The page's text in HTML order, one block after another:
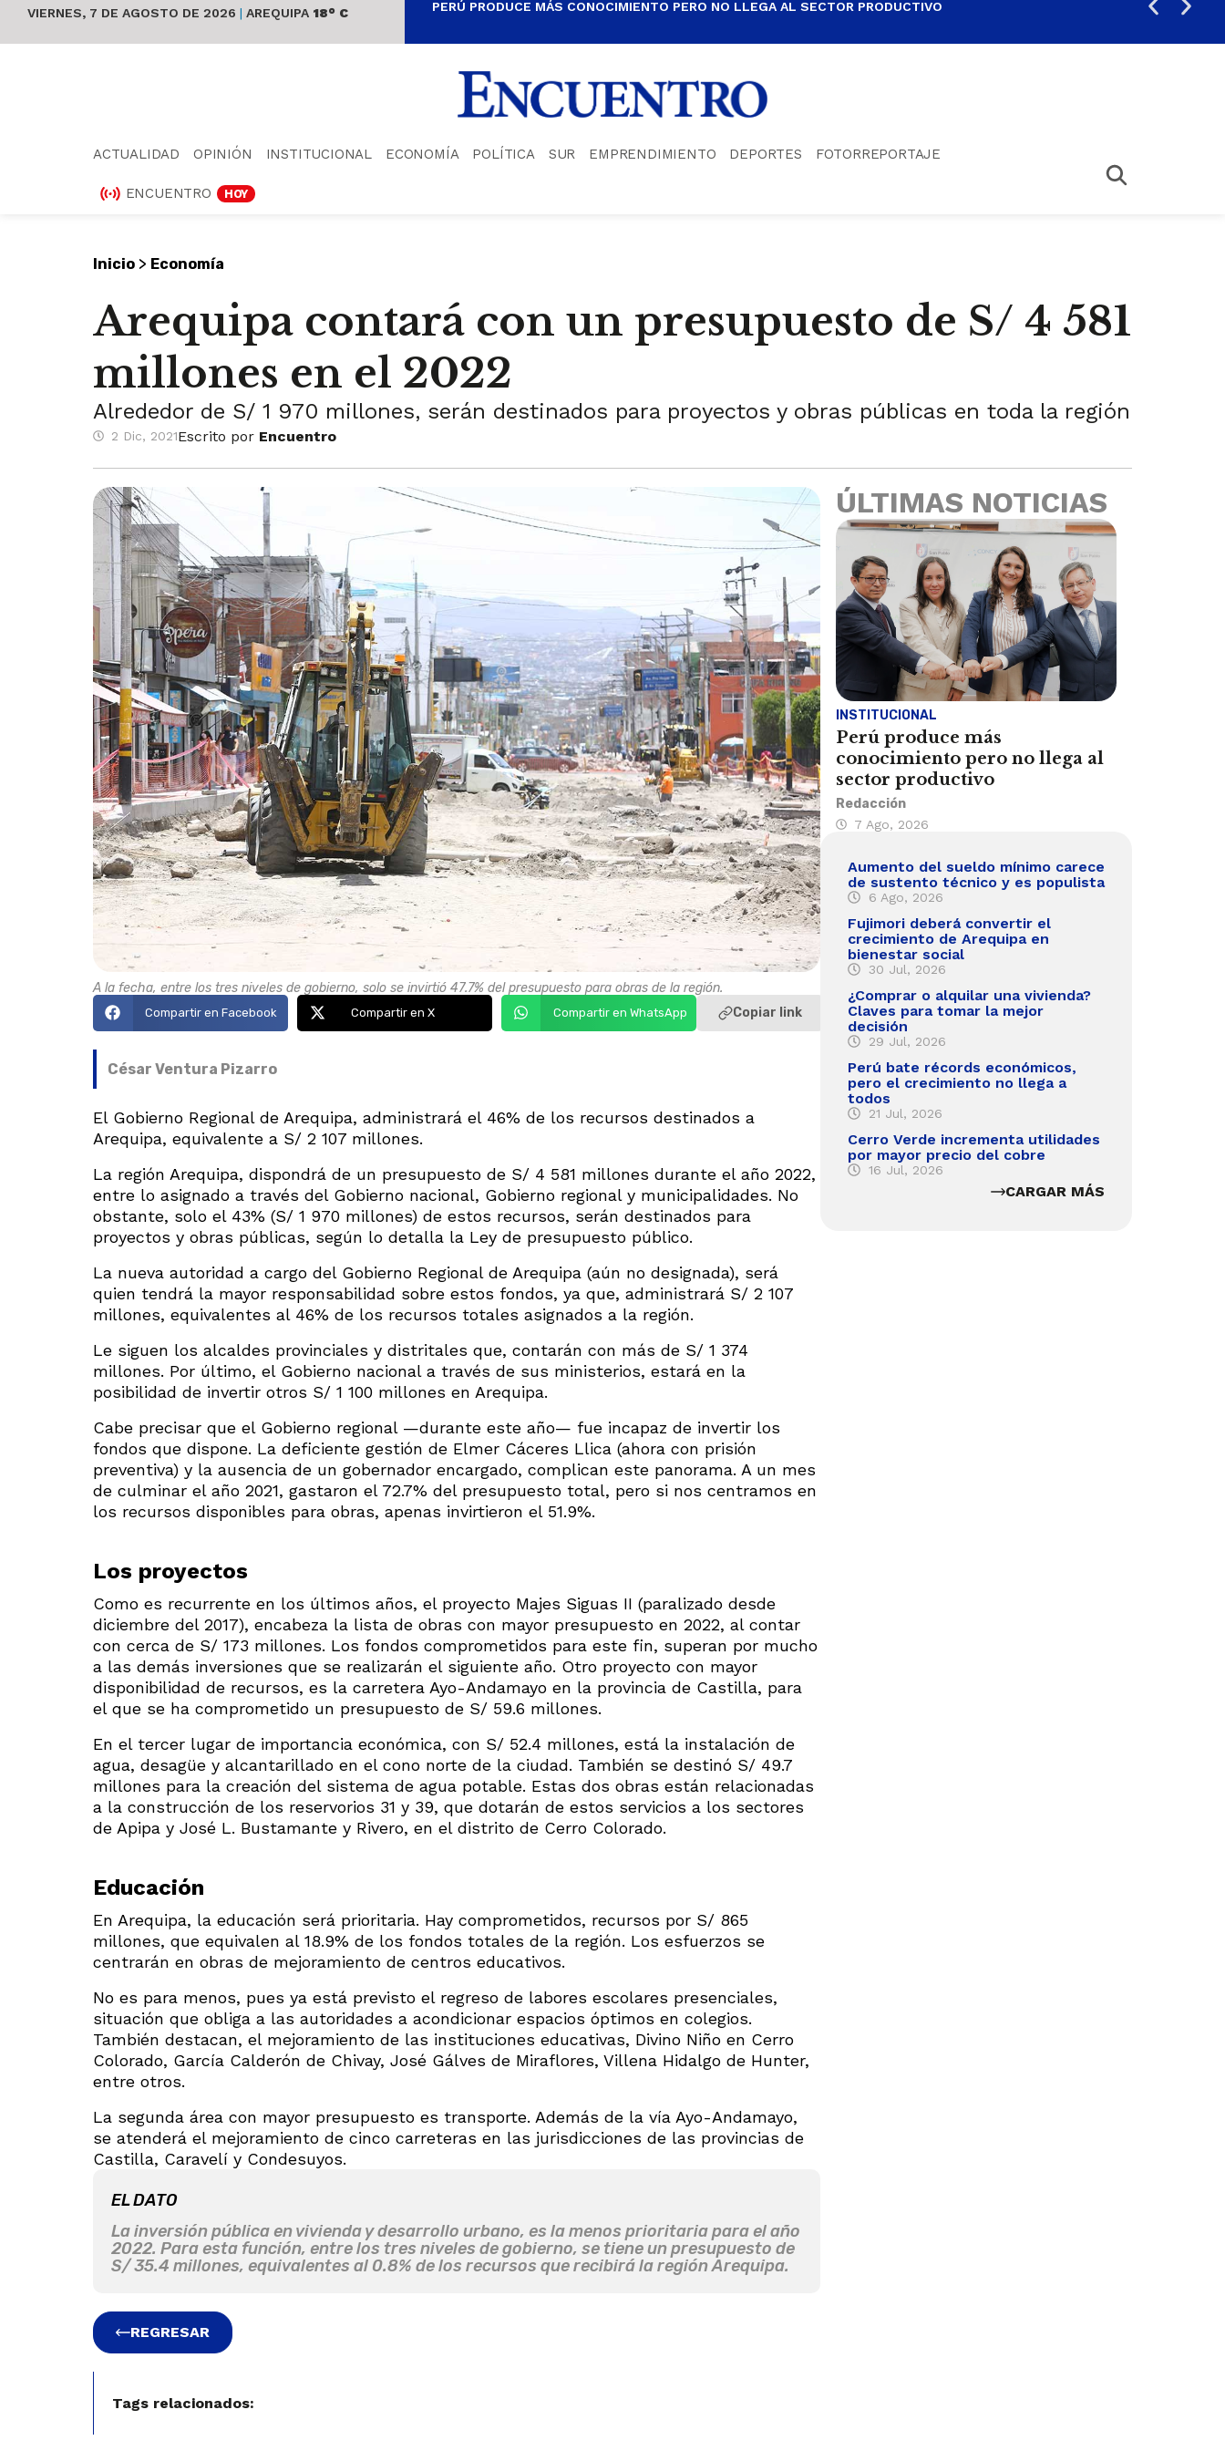
VIERNES, 7 DE AGOSTO DE 2026 | AREQUIPA 18° C PERÚ PRODUCE MÁS CONOCIMIENTO PERO NO LLEGA AL SECTOR PRODUCTIVO
ACTUALIDAD OPINIÓN INSTITUCIONAL ECONOMÍA POLÍTICA SUR EMPRENDIMIENTO DEPORTES FOTORREPORTAJE
ENCUENTRO HOY
Inicio > Economía
Arequipa contará con un presupuesto de S/ 4 581
millones en el 2022
Alrededor de S/ 1 970 millones, serán destinados para proyectos y obras públicas en toda la región
2 Dic, 2021Escrito por Encuentro
A la fecha, entre los tres niveles de gobierno, solo se invirtió 47.7% del presupuesto para obras de la región.
Compartir en Facebook Compartir en X Compartir en WhatsApp Copiar link
César Ventura Pizarro
El Gobierno Regional de Arequipa, administrará el 46% de los recursos destinados a
Arequipa, equivalente a S/ 2 107 millones.
La región Arequipa, dispondrá de un presupuesto de S/ 4 581 millones durante el año 2022,
entre lo asignado a través del Gobierno nacional, Gobierno regional y municipalidades. No
obstante, solo el 43% (S/ 1 970 millones) de estos recursos, serán destinados para
proyectos y obras públicas, según lo detalla la Ley de presupuesto público.
La nueva autoridad a cargo del Gobierno Regional de Arequipa (aún no designada), será
quien tendrá la mayor responsabilidad sobre estos fondos, ya que, administrará S/ 2 107
millones, equivalentes al 46% de los recursos totales asignados a la región.
Le siguen los alcaldes provinciales y distritales que, contarán con más de S/ 1 374
millones. Por último, el Gobierno nacional a través de sus ministerios, estará en la
posibilidad de invertir otros S/ 1 100 millones en Arequipa.
Cabe precisar que el Gobierno regional —durante este año— fue incapaz de invertir los
fondos que dispone. La deficiente gestión de Elmer Cáceres Llica (ahora con prisión
preventiva) y la ausencia de un gobernador encargado, complican este panorama. A un mes
de culminar el año 2021, gastaron el 72.7% del presupuesto total, pero si nos centramos en
los recursos disponibles para obras, apenas invirtieron el 51.9%.
Los proyectos
Como es recurrente en los últimos años, el proyecto Majes Siguas II (paralizado desde
diciembre del 2017), encabeza la lista de obras con mayor presupuesto en 2022, al contar
con cerca de S/ 173 millones. Los fondos comprometidos para este fin, superan por mucho
a las demás inversiones que se realizarán el siguiente año. Otro proyecto con mayor
disponibilidad de recursos, es la carretera Ayo-Andamayo en la provincia de Castilla, para
el que se ha comprometido un presupuesto de S/ 59.6 millones.
En el tercer lugar de importancia económica, con S/ 52.4 millones, está la instalación de
agua, desagüe y alcantarillado en el cono norte de la ciudad. También se destinó S/ 49.7
millones para la creación del sistema de agua potable. Estas dos obras están relacionadas
a la construcción de los reservorios 31 y 39, que dotarán de estos servicios a los sectores
de Apipa y José L. Bustamante y Rivero, en el distrito de Cerro Colorado.
Educación
En Arequipa, la educación será prioritaria. Hay comprometidos, recursos por S/ 865
millones, que equivalen al 18.9% de los fondos totales de la región. Los esfuerzos se
centrarán en obras de mejoramiento de centros educativos.
No es para menos, pues ya está previsto el regreso de labores escolares presenciales,
situación que obliga a las autoridades a acondicionar espacios óptimos en colegios.
También destacan, el mejoramiento de las instituciones educativas, Divino Niño en Cerro
Colorado, García Calderón de Chivay, José Gálves de Miraflores, Villena Hidalgo de Hunter,
entre otros.
La segunda área con mayor presupuesto es transporte. Además de la vía Ayo-Andamayo,
se atenderá el mejoramiento de cinco carreteras en las jurisdicciones de las provincias de
Castilla, Caravelí y Condesuyos.
EL DATO
La inversión pública en vivienda y desarrollo urbano, es la menos prioritaria para el año
2022. Para esta función, entre los tres niveles de gobierno, se tiene un presupuesto de
S/ 35.4 millones, equivalentes al 0.8% de los recursos que recibirá la región Arequipa.
REGRESAR
Tags relacionados:
ÚLTIMAS NOTICIAS
INSTITUCIONAL
Perú produce más
conocimiento pero no llega al
sector productivo
Redacción
7 Ago, 2026
Aumento del sueldo mínimo carece
de sustento técnico y es populista
6 Ago, 2026
Fujimori deberá convertir el
crecimiento de Arequipa en
bienestar social
30 Jul, 2026
¿Comprar o alquilar una vivienda?
Claves para tomar la mejor
decisión
29 Jul, 2026
Perú bate récords económicos,
pero el crecimiento no llega a
todos
21 Jul, 2026
Cerro Verde incrementa utilidades
por mayor precio del cobre
16 Jul, 2026
CARGAR MÁS